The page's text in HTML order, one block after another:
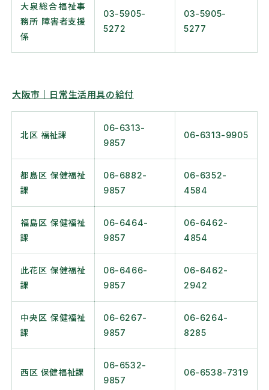
大泉総合福祉事
務所 障害者支援
係
03-5905-
5272
03-5905-
5277
大阪市｜日常生活用具の給付
北区 福祉課
06-6313-
9857
06-6313-9905
都島区 保健福祉
課
06-6882-
9857
06-6352-
4584
福島区 保健福祉
課
06-6464-
9857
06-6462-
4854
此花区 保健福祉
課
06-6466-
9857
06-6462-
2942
中央区 保健福祉
課
06-6267-
9857
06-6264-
8285
西区 保健福祉課
06-6532-
9857
06-6538-7319